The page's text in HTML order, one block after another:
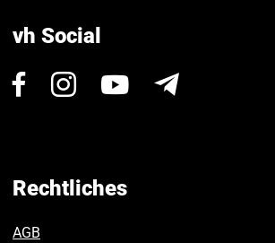
vh Social
Besuchen
Facebook.
Besuchen
Instagram.
Besuchen
Rechtliches
AGB